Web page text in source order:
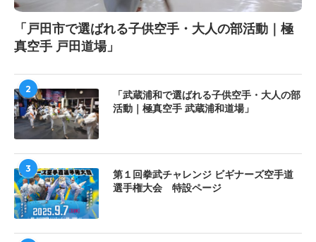
「戸田市で選ばれる子供空手・大人の部活動｜極
真空手 戸田道場」
2
「武蔵浦和で選ばれる子供空手・大人の部
活動｜極真空手 武蔵浦和道場」
3
第１回拳武チャレンジ ビギナーズ空手道
選手権大会 特設ページ